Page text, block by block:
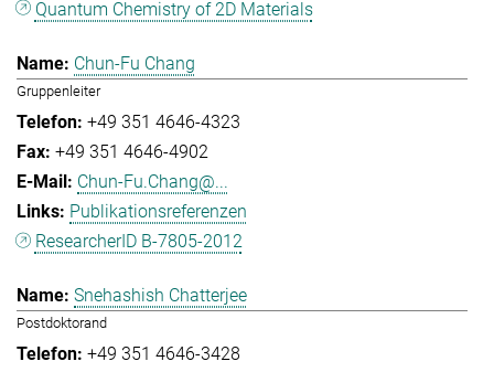
Quantum Chemistry of 2D Materials
Chun-Fu Chang
Gruppenleiter
+49 351 4646-4323
+49 351 4646-4902
Chun-Fu.Chang@...
Publikationsreferenzen
ResearcherID B-7805-2012
Snehashish Chatterjee
Postdoktorand
+49 351 4646-3428